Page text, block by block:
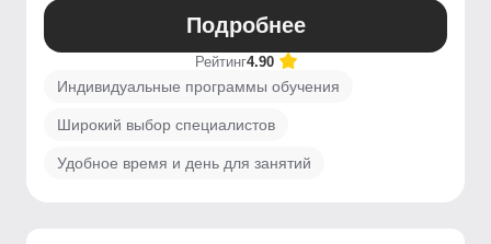
Подробнее
Рейтинг4.90
Индивидуальные программы обучения
Широкий выбор специалистов
Удобное время и день для занятий